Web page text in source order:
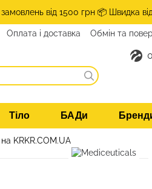
від 1500 грн 📦 Швидка
Оплата і доставка Обмін та
Тіло БАДи